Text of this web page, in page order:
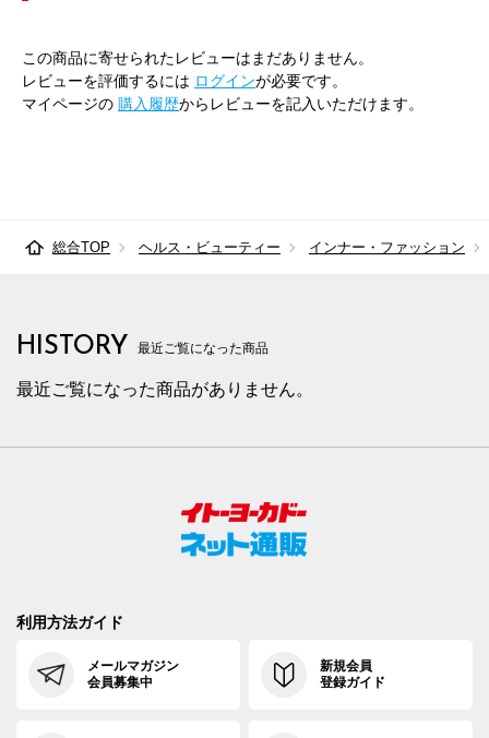
この商品に寄せられたレビューはまだありません。
レビューを評価するには ログインが必要です。
マイページの 購入履歴からレビューを記入いただけます。
総合TOP ヘルス・ビューティー インナー・ファッション
HISTORY 最近ご覧になった商品
最近ご覧になった商品がありません。
利用方法ガイド
メールマガジン
会員募集中
新規会員
登録ガイド